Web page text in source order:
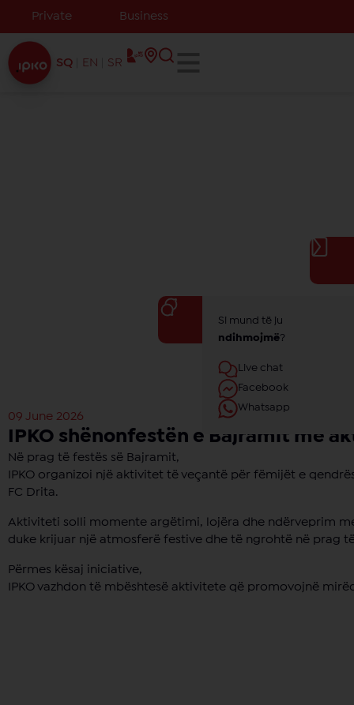
Private Business
SQ EN SR
09 June 2026
IPKO shënonfestën e Bajramit me
Në prag të festës së Bajramit,
IPKO organizoi një aktivitet të veçantë për fëmijët e
FC Drita.
Aktiviteti solli momente argëtimi, lojëra dhe ndërveprim
duke krijuar një atmosferë festive dhe të ngrohtë në prag
Përmes kësaj iniciative,
IPKO vazhdon të mbështesë aktivitete që promovojnë
Si mund të ju
ndihmojmë?
Live chat
Facebook
Whatsapp